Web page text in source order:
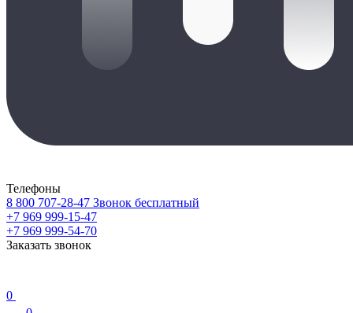
Телефоны
8 800 707-28-47 Звонок бесплатный
+7 969 999-15-47
+7 969 999-54-70
Заказать звонок
0